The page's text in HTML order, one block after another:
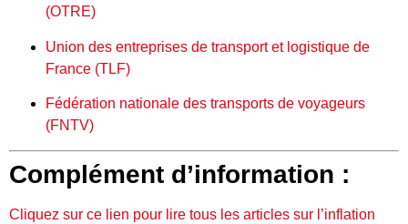
(OTRE)
Union des entreprises de transport et logistique de
France (TLF)
Fédération nationale des transports de voyageurs
(FNTV)
Complément d’information :
Cliquez sur ce lien pour lire tous les articles sur l’inflation